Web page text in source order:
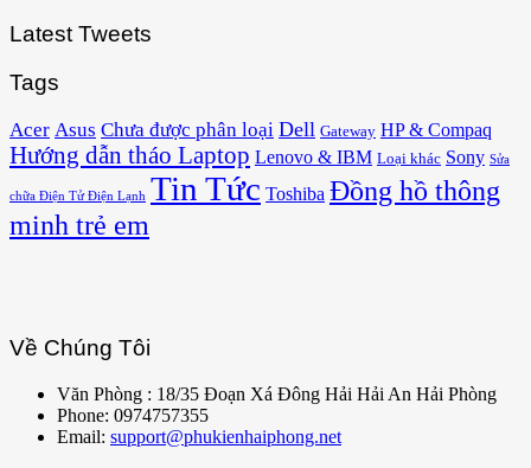
Latest Tweets
Tags
Acer Asus Chưa được phân loại Dell Gateway HP & Compaq
Hướng dẫn tháo Laptop Lenovo & IBM Loại khác Sony Sửa
chữa Điện Tử Điện Lạnh Tin Tức Toshiba Đồng hồ thông
minh trẻ em
Về Chúng Tôi
Văn Phòng : 18/35 Đoạn Xá Đông Hải Hải An Hải Phòng
Phone: 0974757355
Email: support@phukienhaiphong.net